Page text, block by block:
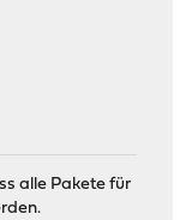
alle Pakete für